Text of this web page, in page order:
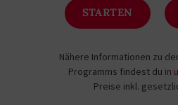
STARTEN
Nähere Informationen zu
Programms findest du in
Preise inkl.